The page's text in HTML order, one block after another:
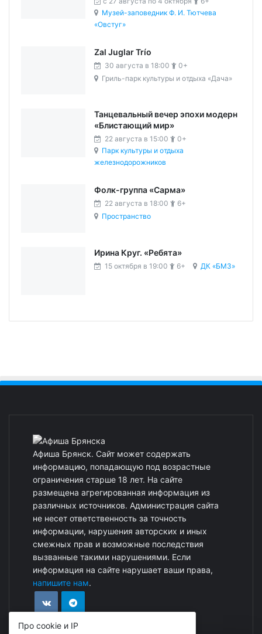
Музей-заповедник Ф. И. Тютчева
«Овстуг»
Zal Juglar Trío
30 августа в 18:00
0+
Гриль-парк культуры и отдыха «Дача»
Танцевальный вечер эпохи модерн
«Блистающий мир»
22 августа в 15:00
0+
Парк культуры и отдыха
железнодорожников
Фолк-группа «Сарма»
22 августа в 18:00
6+
Пространство
Ирина Круг. «Ребята»
15 октября в 19:00 6+ ДК «БМЗ»
Афиша Брянск. Сайт может содержать
информацию, попадающую под возрастные
ограничения старше 18 лет. На сайте
размещена агрегированная информация из
различных источников. Администрация сайта
не несет ответственность за точность
информации, нарушения авторских и иных
смежных прав и возможные последствия
вызванные такими нарушениями. Если
информация на сайте нарушает ваши права,
напишите нам.
Про cookie и IP